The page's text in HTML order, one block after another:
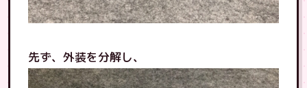
先ず、外装を分解し、